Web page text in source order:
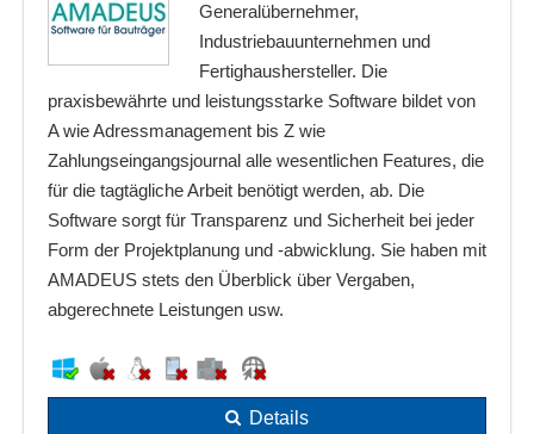
Generalübernehmer,
Industriebauunternehmen und
Fertighaushersteller. Die
praxisbewährte und leistungsstarke Software bildet von
A wie Adressmanagement bis Z wie
Zahlungseingangsjournal alle wesentlichen Features, die
für die tagtägliche Arbeit benötigt werden, ab. Die
Software sorgt für Transparenz und Sicherheit bei jeder
Form der Projektplanung und -abwicklung. Sie haben mit
AMADEUS stets den Überblick über Vergaben,
abgerechnete Leistungen usw.
Details